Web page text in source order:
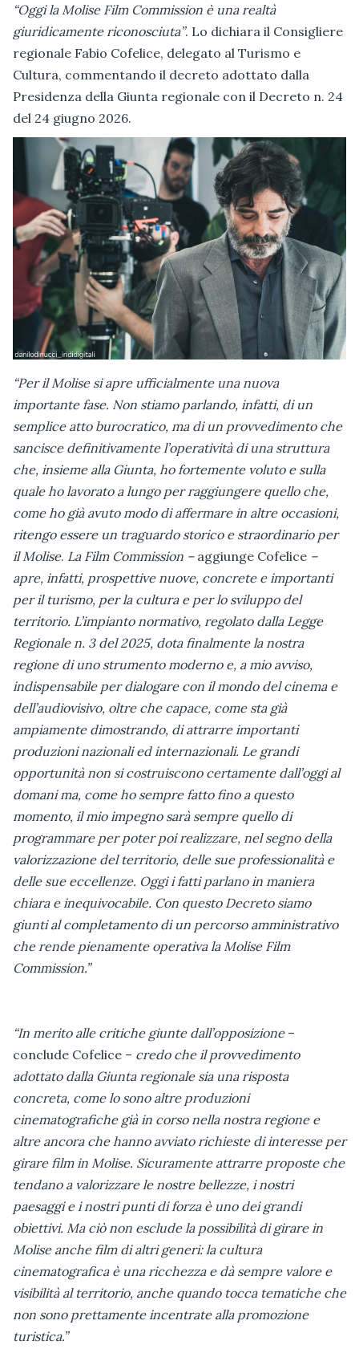
“Oggi la Molise Film Commission è una realtà
giuridicamente riconosciuta”. Lo dichiara il Consigliere
regionale Fabio Cofelice, delegato al Turismo e
Cultura, commentando il decreto adottato dalla
Presidenza della Giunta regionale con il Decreto n. 24
del 24 giugno 2026.
“Per il Molise si apre ufficialmente una nuova
importante fase. Non stiamo parlando, infatti, di un
semplice atto burocratico, ma di un provvedimento che
sancisce definitivamente l’operatività di una struttura
che, insieme alla Giunta, ho fortemente voluto e sulla
quale ho lavorato a lungo per raggiungere quello che,
come ho già avuto modo di affermare in altre occasioni,
ritengo essere un traguardo storico e straordinario per
il Molise. La Film Commission – aggiunge Cofelice –
apre, infatti, prospettive nuove, concrete e importanti
per il turismo, per la cultura e per lo sviluppo del
territorio. L’impianto normativo, regolato dalla Legge
Regionale n. 3 del 2025, dota finalmente la nostra
regione di uno strumento moderno e, a mio avviso,
indispensabile per dialogare con il mondo del cinema e
dell’audiovisivo, oltre che capace, come sta già
ampiamente dimostrando, di attrarre importanti
produzioni nazionali ed internazionali. Le grandi
opportunità non si costruiscono certamente dall’oggi al
domani ma, come ho sempre fatto fino a questo
momento, il mio impegno sarà sempre quello di
programmare per poter poi realizzare, nel segno della
valorizzazione del territorio, delle sue professionalità e
delle sue eccellenze. Oggi i fatti parlano in maniera
chiara e inequivocabile. Con questo Decreto siamo
giunti al completamento di un percorso amministrativo
che rende pienamente operativa la Molise Film
Commission.”
“In merito alle critiche giunte dall’opposizione –
conclude Cofelice – credo che il provvedimento
adottato dalla Giunta regionale sia una risposta
concreta, come lo sono altre produzioni
cinematografiche già in corso nella nostra regione e
altre ancora che hanno avviato richieste di interesse per
girare film in Molise. Sicuramente attrarre proposte che
tendano a valorizzare le nostre bellezze, i nostri
paesaggi e i nostri punti di forza è uno dei grandi
obiettivi. Ma ciò non esclude la possibilità di girare in
Molise anche film di altri generi: la cultura
cinematografica è una ricchezza e dà sempre valore e
visibilità al territorio, anche quando tocca tematiche che
non sono prettamente incentrate alla promozione
turistica.”